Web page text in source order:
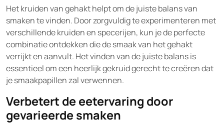
Het kruiden van gehakt helpt om de juiste balans van
smaken te vinden. Door zorgvuldig te experimenteren met
verschillende kruiden en specerijen, kun je de perfecte
combinatie ontdekken die de smaak van het gehakt
verrijkt en aanvult. Het vinden van de juiste balans is
essentieel om een heerlijk gekruid gerecht te creëren dat
je smaakpapillen zal verwennen.
Verbetert de eetervaring door
gevarieerde smaken